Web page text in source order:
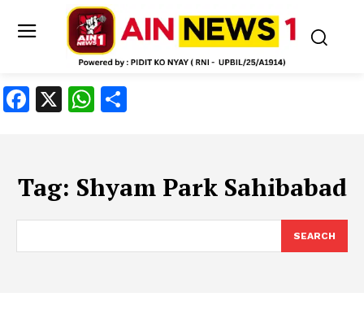
Facebook
X WhatsApp
Tag: Shyam Park Sahibabad
SEARCH